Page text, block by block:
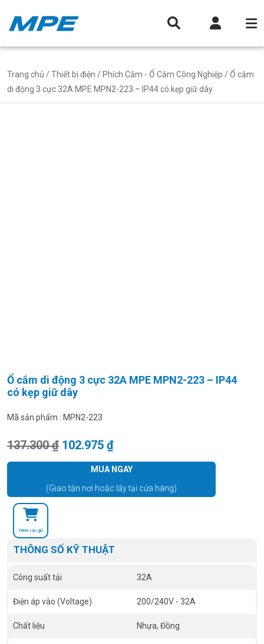
Trang chủ /Thiết bị điện / Phích Cắm - Ổ Cắm Công Nghiệp / Ổ cắm
di động 3 cực 32A MPE MPN2-223 – IP44 có kẹp giữ dây
Ổ cắm di động 3 cực 32A MPE MPN2-223 – IP44
có kẹp giữ dây
Mã sản phẩm : MPN2-223
137.300₫ Giá gốc là: 137.300 ₫.
102.975 ₫Giá hiện tại là: 102.975 ₫.
MUA NGAY
(Giao tận nơi hoặc lấy tại cửa hàng)
Thêm vào giỏ
THÔNG SỐ KỸ THUẬT
Công suất tải 32A
Điện áp vào (Voltage) 200/240V - 32A
Chất liệu Nhựa, Đồng